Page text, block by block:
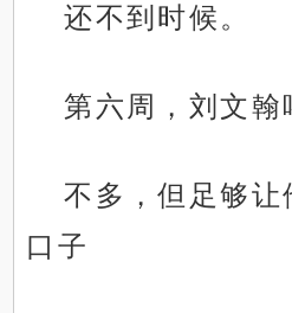
还不到时候。
第六周，刘文翰
不多，但足够让
口子